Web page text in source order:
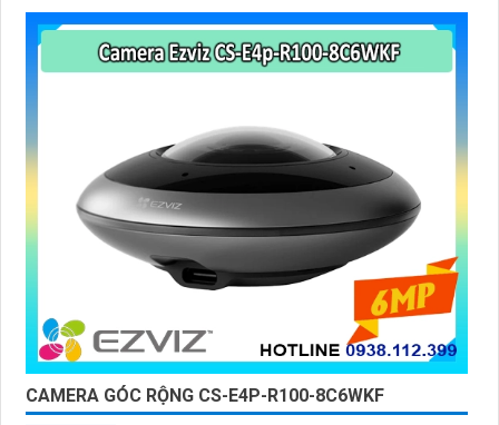
CAMERA GÓC RỘNG CS-E4P-R100-8C6WKF